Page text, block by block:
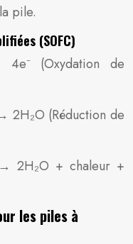
pile.
(SOFC)
(Oxydation de
2H₂O (Réduction de
2H₂O + chaleur +
les piles à